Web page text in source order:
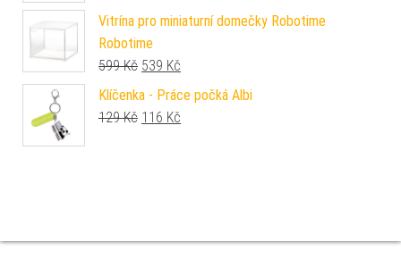
Vitrína pro miniaturní domečky Robotime
Robotime
599Kč Původní cena byla: 599 Kč.
539 Kč
Klíčenka - Práce počká Albi
129Kč Původní cena byla: 129 Kč.
116 Kč